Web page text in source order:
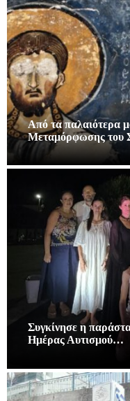
Από τα παλαιότερα
Μεταμόρφωσης
Συγκίνησε η
Ημέρας Αυτισμού…